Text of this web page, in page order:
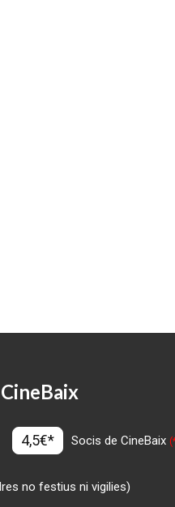
4,5€* Socis de CineBaix
no festius ni vigilies)